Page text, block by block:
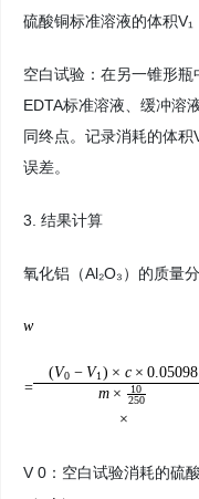
硫酸铜标准溶液的体积V₁
空白试验：在另一锥形
EDTA标准溶液、缓冲溶
同终点。记录消耗的体积
误差。
3. 结果计算
氧化铝（Al₂O₃）的质量
w
= m × 250
10
(V0 − V1 ) × c × 0.05098
×
V 0：空白试验消耗的硫